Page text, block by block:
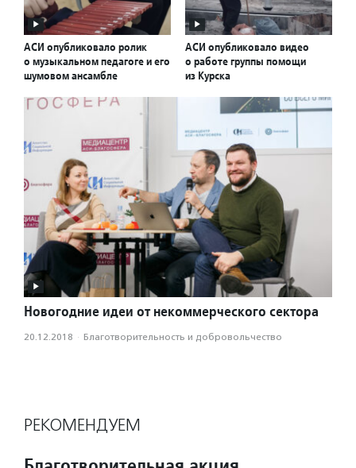
АСИ опубликовало ролик
о музыкальном педагоге и его
шумовом ансамбле
АСИ опубликовало видео
о работе группы помощи
из Курска
Новогодние идеи от некоммерческого сектора
20.12.2018 · Благотвори­тель­ность и доброволь­чест­во
РЕКОМЕНДУЕМ